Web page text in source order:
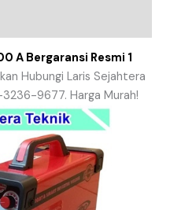
A Bergaransi Resmi 1
Hubungi Laris Sejahtera
9677. Harga Murah!